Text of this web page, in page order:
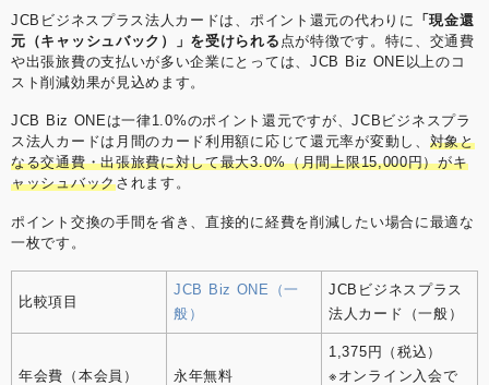
JCBビジネスプラス法人カードは、ポイント還元の代わりに 「現金還
元（キャッシュバック）」を受けられる 点が特徴です。特に、交通費
や出張旅費の支払いが多い企業にとっては、JCB Biz ONE以上のコ
スト削減効果が見込めます。
JCB Biz ONEは一律1.0%のポイント還元ですが、JCBビジネスプラ
ス法人カードは月間のカード利用額に応じて還元率が変動し、 対象と
なる交通費・出張旅費に対して最大3.0%（月間上限15,000円）がキ
ャッシュバックされます。
ポイント交換の手間を省き、直接的に経費を削減したい場合に最適な
一枚です。
比較項目
JCB Biz ONE（一
般）
JCBビジネスプラス
法人カード（一般）
年会費（本会員） 永年無料
1,375円（税込）
※オンライン入会で